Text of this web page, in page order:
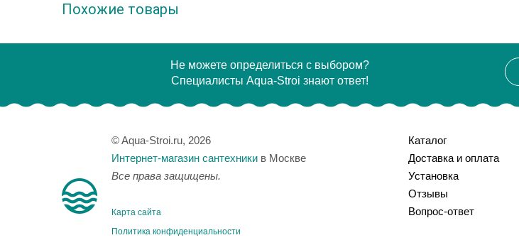
Похожие товары
Не можете определиться с выбором?
Специалисты Aqua-Stroi знают ответ!
© Aqua-Stroi.ru, 2026
Интернет-магазин сантехники в Москве
Все права защищены.
Карта сайта
Политика конфиденциальности
Каталог
Доставка и оплата
Установка
Отзывы
Вопрос-ответ